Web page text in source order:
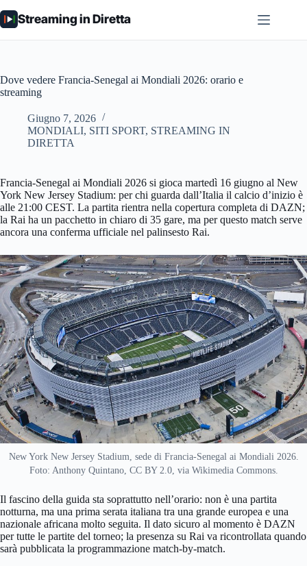
al
contenuto
Streaming in Diretta
Dove vedere Francia-Senegal ai Mondiali 2026: orario e
streaming
Giugno 7, 2026
MONDIALI, SITI SPORT, STREAMING IN
DIRETTA
Francia-Senegal ai Mondiali 2026 si gioca martedì 16 giugno al New
York New Jersey Stadium: per chi guarda dall’Italia il calcio d’inizio è
alle 21:00 CEST. La partita rientra nella copertura completa di DAZN;
la Rai ha un pacchetto in chiaro di 35 gare, ma per questo match serve
ancora una conferma ufficiale nel palinsesto Rai.
New York New Jersey Stadium, sede di Francia-Senegal ai Mondiali 2026.
Foto: Anthony Quintano, CC BY 2.0, via Wikimedia Commons.
Il fascino della guida sta soprattutto nell’orario: non è una partita
notturna, ma una prima serata italiana tra una grande europea e una
nazionale africana molto seguita. Il dato sicuro al momento è DAZN
per tutte le partite del torneo; la presenza su Rai va ricontrollata quando
sarà pubblicata la programmazione match-by-match.